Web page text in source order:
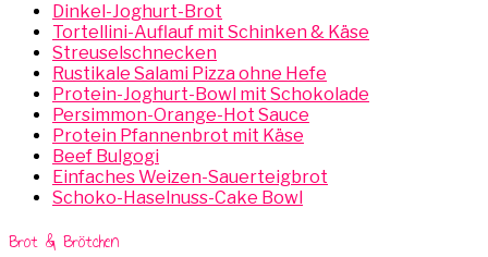
Dinkel-Joghurt-Brot
Tortellini-Auflauf mit Schinken & Käse
Streuselschnecken
Rustikale Salami Pizza ohne Hefe
Protein-Joghurt-Bowl mit Schokolade
Persimmon-Orange-Hot Sauce
Protein Pfannenbrot mit Käse
Beef Bulgogi
Einfaches Weizen-Sauerteigbrot
Schoko-Haselnuss-Cake Bowl
Brot & Brötchen